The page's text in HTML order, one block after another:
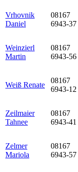
Vrhovnik
Daniel
08167
6943-37
Weinzierl
Martin
08167
6943-56
Weiß Renate
08167
6943-12
Zeilmaier
Tahnee
08167
6943-41
Zelmer
Mariola
08167
6943-57